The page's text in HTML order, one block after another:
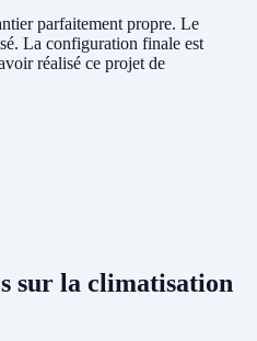
parfaitement propre. Le
La configuration finale est
réalisé ce projet de
sur la climatisation